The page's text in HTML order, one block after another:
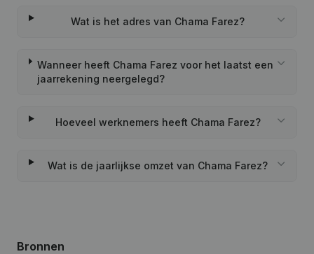
Wat is het adres van Chama Farez?
Wanneer heeft Chama Farez voor het laatst een
jaarrekening neergelegd?
Hoeveel werknemers heeft Chama Farez?
Wat is de jaarlijkse omzet van Chama Farez?
Bronnen